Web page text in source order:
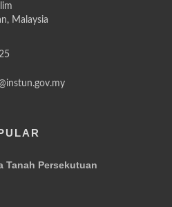
Malaysia
Tanah Persekutuan